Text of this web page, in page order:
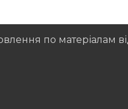
по матеріалам